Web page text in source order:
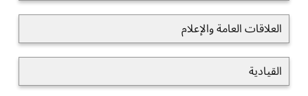
العلاقات العامة والإعلام
القيادية